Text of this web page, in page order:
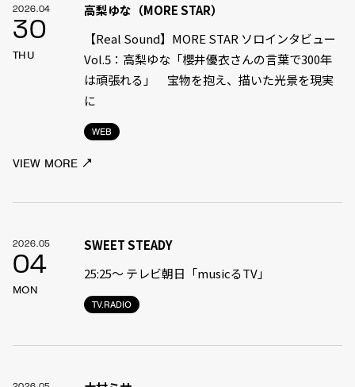
2026.04
30
THU
WEB
高梨ゆな（MORE STAR）
【Real Sound】MORE STAR ソロインタビュー
Vol.5：高梨ゆな「櫻井優衣さんの言葉で300年
は頑張れる」 宝物を抱え、描いた光景を現実
に
VIEW MORE
2026.05
04
MON
TV.RADIO
SWEET STEADY
25:25〜 テレビ朝日「musicるTV」